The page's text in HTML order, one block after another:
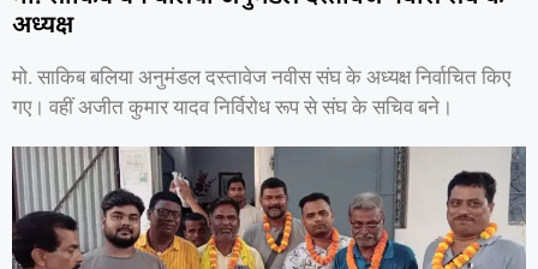
अध्यक्ष
मो. साकिब बलिया अनुमंडल दस्तावेज नवीस संघ के अध्यक्ष निर्वाचित किए
गए। वहीं अजीत कुमार यादव निर्विरोध रूप से संघ के सचिव बने।